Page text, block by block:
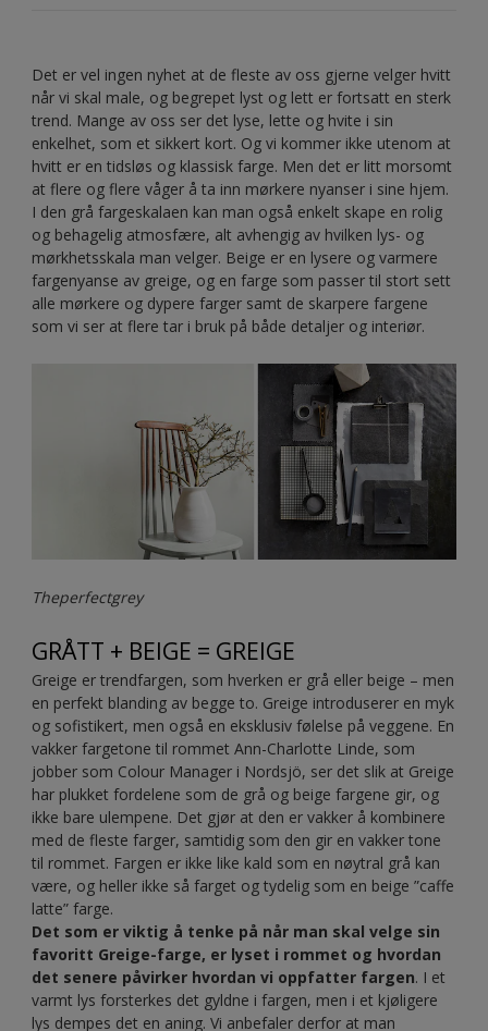
Det er vel ingen nyhet at de fleste av oss gjerne velger hvitt
når vi skal male, og begrepet lyst og lett er fortsatt en sterk
trend. Mange av oss ser det lyse, lette og hvite i sin
enkelhet, som et sikkert kort. Og vi kommer ikke utenom at
hvitt er en tidsløs og klassisk farge. Men det er litt morsomt
at flere og flere våger å ta inn mørkere nyanser i sine hjem.
I den grå fargeskalaen kan man også enkelt skape en rolig
og behagelig atmosfære, alt avhengig av hvilken lys- og
mørkhetsskala man velger. Beige er en lysere og varmere
fargenyanse av greige, og en farge som passer til stort sett
alle mørkere og dypere farger samt de skarpere fargene
som vi ser at flere tar i bruk på både detaljer og interiør.
Theperfectgrey
GRÅTT + BEIGE = GREIGE
Greige er trendfargen, som hverken er grå eller beige – men
en perfekt blanding av begge to. Greige introduserer en myk
og sofistikert, men også en eksklusiv følelse på veggene. En
vakker fargetone til rommet Ann-Charlotte Linde, som
jobber som Colour Manager i Nordsjö, ser det slik at Greige
har plukket fordelene som de grå og beige fargene gir, og
ikke bare ulempene. Det gjør at den er vakker å kombinere
med de fleste farger, samtidig som den gir en vakker tone
til rommet. Fargen er ikke like kald som en nøytral grå kan
være, og heller ikke så farget og tydelig som en beige ”caffe
latte” farge.
Det som er viktig å tenke på når man skal velge sin
favoritt Greige-farge, er lyset i rommet og hvordan
det senere påvirker hvordan vi oppfatter fargen. I et
varmt lys forsterkes det gyldne i fargen, men i et kjøligere
lys dempes det en aning. Vi anbefaler derfor at man